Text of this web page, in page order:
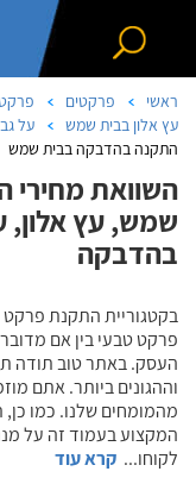
ראשי פרקטים
עץ אלון בבית שמש
על
התקנה בהדבקה בבית שמש
השוואת
שמש, עץ אלון,
בהדבקה
בקטגוריית התקנת
פרקט טבעי בין אם
העסק. באתר טוב תודה
וההגונים ביותר. אתם
מהמומחים שלנו. כמו
המקצוע בעמוד זה על
לקוחו... קרא עוד